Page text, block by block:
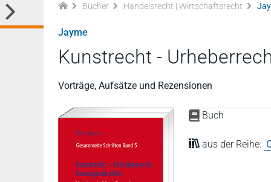
Bücher Handelsrecht | Wirtschaftsrecht
Jayme
Kunstrecht -
Vorträge, Aufsätze und Rezensionen
Buch
aus der Reihe: